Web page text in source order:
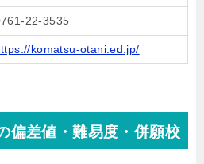
22-3535
komatsu-otani.ed.jp/
偏差値・難易度・併願校